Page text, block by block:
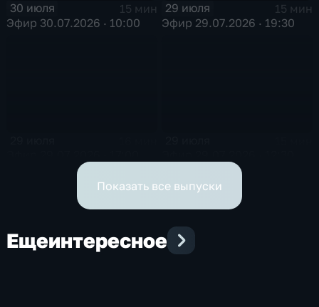
30 июля
15 мин
Эфир 30.07.2026 · 10:00
29 июля
15 мин
Эфир 29.07.2026 · 19:30
Показать все выпуски
Ещеинтересное